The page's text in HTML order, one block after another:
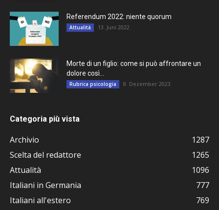
Referendum 2022: niente quorum
Attualità 13. Juni 2022
Morte di un figlio: come si può affrontare un
dolore così...
Rubrica psicologia 8. Dezember 2023
Categoria più vista
Archivio
1287
Scelta del redattore
1265
Attualità
1096
Italiani in Germania
777
Italiani all'estero
769